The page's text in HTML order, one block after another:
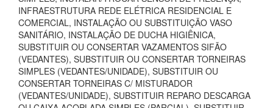
INFRAESTRUTURA REDE ELÉTRICA RESIDENCIAL E
COMERCIAL, INSTALAÇÃO OU SUBSTITUIÇÃO VASO
SANITÁRIO, INSTALAÇÃO DE DUCHA HIGIÊNICA,
SUBSTITUIR OU CONSERTAR VAZAMENTOS SIFÃO
(VEDANTES), SUBSTITUIR OU CONSERTAR TORNEIRAS
SIMPLES (VEDANTES/UNIDADE), SUBSTITUIR OU
CONSERTAR TORNEIRAS C/ MISTURADOR
(VEDANTES/UNIDADE), SUBSTITUIR REPARO DESCARGA